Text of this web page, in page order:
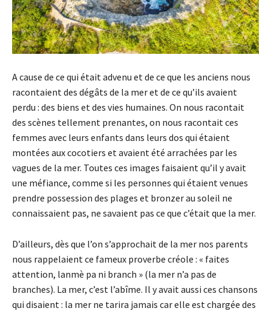
A cause de ce qui était advenu et de ce que les anciens nous
racontaient des dégâts de la mer et de ce qu’ils avaient
perdu : des biens et des vies humaines. On nous racontait
des scènes tellement prenantes, on nous racontait ces
femmes avec leurs enfants dans leurs dos qui étaient
montées aux cocotiers et avaient été arrachées par les
vagues de la mer. Toutes ces images faisaient qu’il y avait
une méfiance, comme si les personnes qui étaient venues
prendre possession des plages et bronzer au soleil ne
connaissaient pas, ne savaient pas ce que c’était que la mer.
D’ailleurs, dès que l’on s’approchait de la mer nos parents
nous rappelaient ce fameux proverbe créole : « faites
attention, lanmè pa ni branch » (la mer n’a pas de
branches). La mer, c’est l’abîme. Il y avait aussi ces chansons
qui disaient : la mer ne tarira jamais car elle est chargée des